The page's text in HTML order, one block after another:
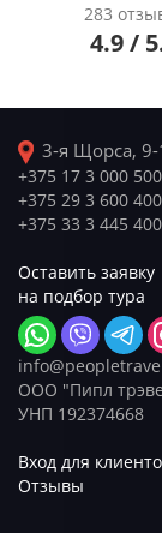
283
4.9 /
3-я Щорса, 9-
+375 17 3 000 500
+375 29 3 600 400
+375 33 3 445 400
Оставить заявку
на подбор тура
ООО "Пипл
УНП 192374668
Вход для
Отзывы